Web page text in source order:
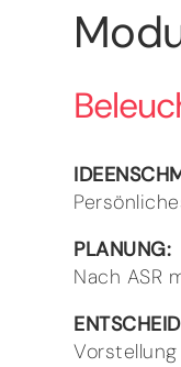
PLANUNG:
Nach ASR